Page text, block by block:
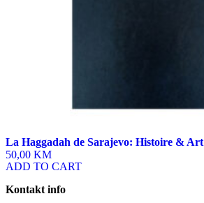
La Haggadah de Sarajevo: Histoire & Art
50,00 KM
ADD TO CART
Kontakt info